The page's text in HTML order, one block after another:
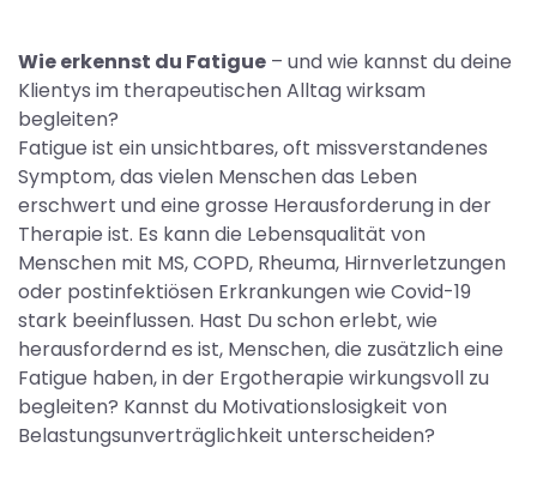
Wie erkennst du Fatigue – und wie kannst du deine
Klientys im therapeutischen Alltag wirksam
begleiten?
Fatigue ist ein unsichtbares, oft missverstandenes
Symptom, das vielen Menschen das Leben
erschwert und eine grosse Herausforderung in der
Therapie ist. Es kann die Lebensqualität von
Menschen mit MS, COPD, Rheuma, Hirnverletzungen
oder postinfektiösen Erkrankungen wie Covid-19
stark beeinflussen. Hast Du schon erlebt, wie
herausfordernd es ist, Menschen, die zusätzlich eine
Fatigue haben, in der Ergotherapie wirkungsvoll zu
begleiten? Kannst du Motivationslosigkeit von
Belastungsunverträglichkeit unterscheiden?